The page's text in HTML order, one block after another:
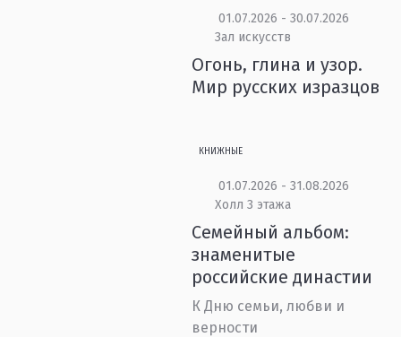
01.07.2026 - 30.07.2026
Зал искусств
Огонь, глина и узор.
Мир русских изразцов
КНИЖНЫЕ
01.07.2026 - 31.08.2026
Холл 3 этажа
Семейный альбом:
знаменитые
российские династии
К Дню семьи, любви и
верности